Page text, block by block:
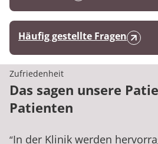
Häufig gestellte Fragen
Zufriedenheit
Das sagen unsere
Patienten
“In der Klinik werden